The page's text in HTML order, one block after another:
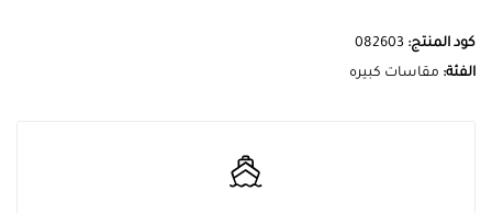
كود المنتج: 082603
الفئة: مقاسات كبيره